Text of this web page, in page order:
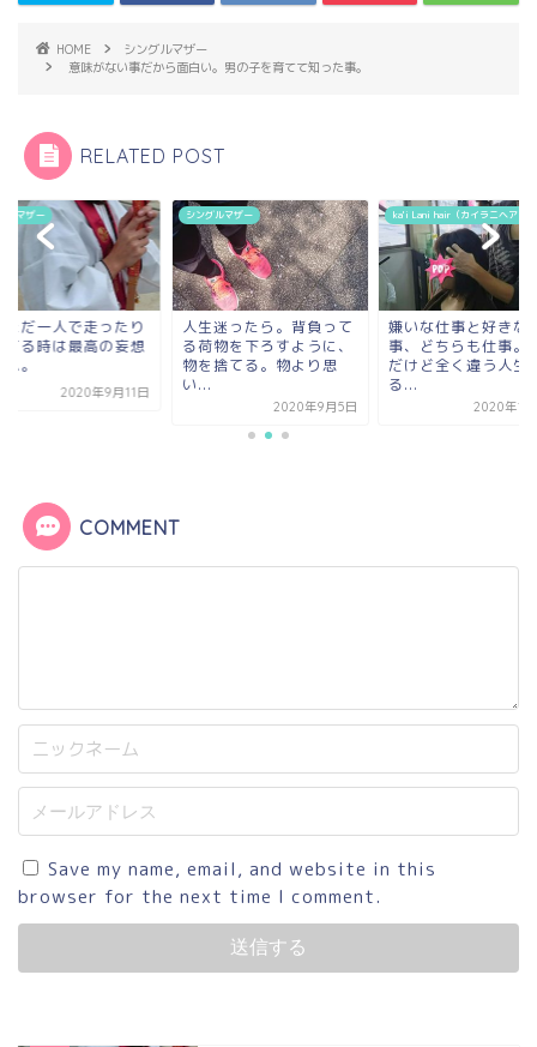
HOME
シングルマザー
意味がない事だから面白い。男の子を育てて知った事。
RELATED POST
たり
妄想
シングルマザー
人生迷ったら。背負って
る荷物を下ろすように、
物を捨てる。物より思
い...
ka'i Lani hair（カイラニヘアー）
嫌いな仕事と好きな仕
事、どちらも仕事。同じ
だけど全く違う人生にな
シング
ただ
歩い
タイ
COMMENT
Save my name, email, and website in this
browser for the next time I comment.